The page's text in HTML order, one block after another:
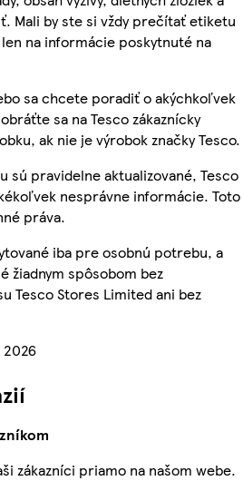
Mali by ste si vždy prečítať etiketu
na informácie poskytnuté na
sa chcete poradiť o akýchkoľvek
sa na Tesco zákaznícky
ak nie je výrobok značky Tesco.
sú pravidelne aktualizované, Tesco
nesprávne informácie. Toto
práva.
iba pre osobnú potrebu, a
žiadnym spôsobom bez
Tesco Stores Limited ani bez
2026
zákazníci priamo na našom webe.